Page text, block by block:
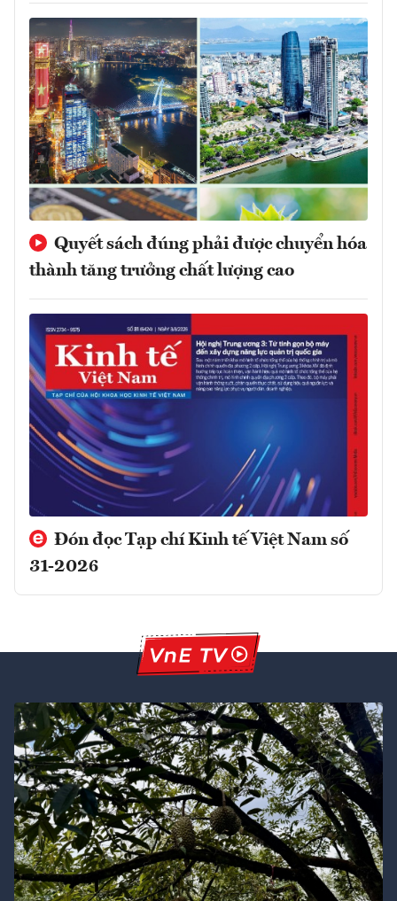
Quyết sách đúng phải được chuyển hóa
thành tăng trưởng chất lượng cao
Đón đọc Tạp chí Kinh tế Việt Nam số
31-2026